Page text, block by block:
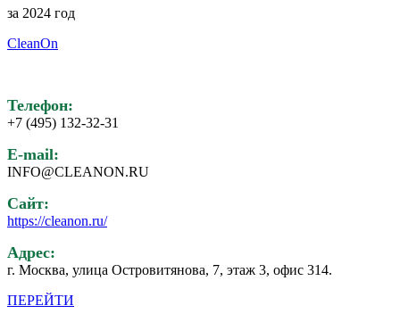
за 2024 год
CleanOn
Телефон:
+7 (495) 132-32-31
E-mail:
INFO@CLEANON.RU
Сайт:
https://cleanon.ru/
Адрес:
г. Москва, улица Островитянова, 7, этаж 3, офис 314.
ПЕРЕЙТИ